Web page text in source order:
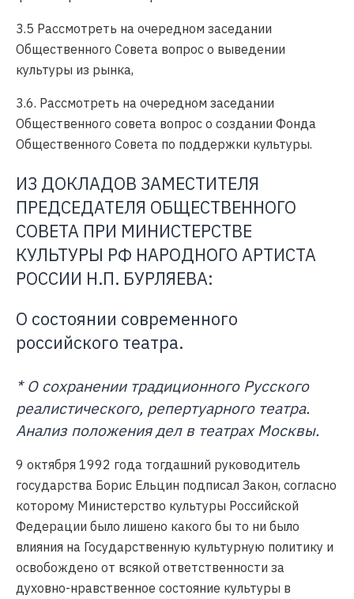
3.5 Рассмотреть на очередном заседании
Общественного Совета вопрос о выведении
культуры из рынка,
3.6. Рассмотреть на очередном заседании
Общественного совета вопрос о создании Фонда
Общественного Совета по поддержки культуры.
ИЗ ДОКЛАДОВ ЗАМЕСТИТЕЛЯ
ПРЕДСЕДАТЕЛЯ ОБЩЕСТВЕННОГО
СОВЕТА ПРИ МИНИСТЕРСТВЕ
КУЛЬТУРЫ РФ НАРОДНОГО АРТИСТА
РОССИИ Н.П. БУРЛЯЕВА:
О состоянии современного
российского театра.
* О сохранении традиционного Русского
реалистического, репертуарного театра.
Анализ положения дел в театрах Москвы.
9 октября 1992 года тогдашний руководитель
государства Борис Ельцин подписал Закон, согласно
которому Министерство культуры Российской
Федерации было лишено какого бы то ни было
влияния на Государственную культурную политику и
освобождено от всякой ответственности за
духовно-нравственное состояние культуры в